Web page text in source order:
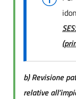
b) Revisione
relative